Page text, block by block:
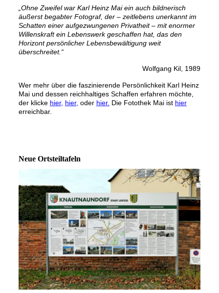
„Ohne Zweifel war Karl Heinz Mai ein auch bildnerisch
äußerst begabter Fotograf, der – zeitlebens unerkannt im
Schatten einer aufgezwungenen Privatheit – mit enormer
Willenskraft ein Lebenswerk geschaffen hat, das den
Horizont persönlicher Lebensbewältigung weit
überschreitet.“
Wolfgang Kil, 1989
Wer mehr über die faszinierende Persönlichkeit Karl Heinz
Mai und dessen reichhaltiges Schaffen erfahren möchte,
der klicke hier, hier, oder hier. Die Fotothek Mai ist hier
erreichbar.
Neue Ortsteiltafeln